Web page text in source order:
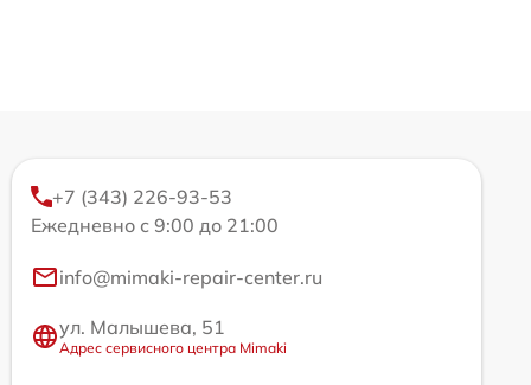
+7 (343) 226-93-53
Ежедневно с 9:00 до 21:00
info@mimaki-repair-center.ru
ул. Малышева, 51
Адрес сервисного центра Mimaki